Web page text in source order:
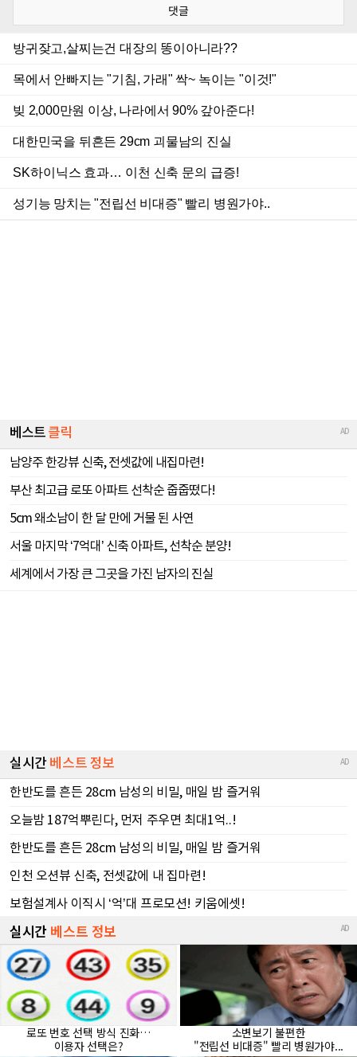
댓글